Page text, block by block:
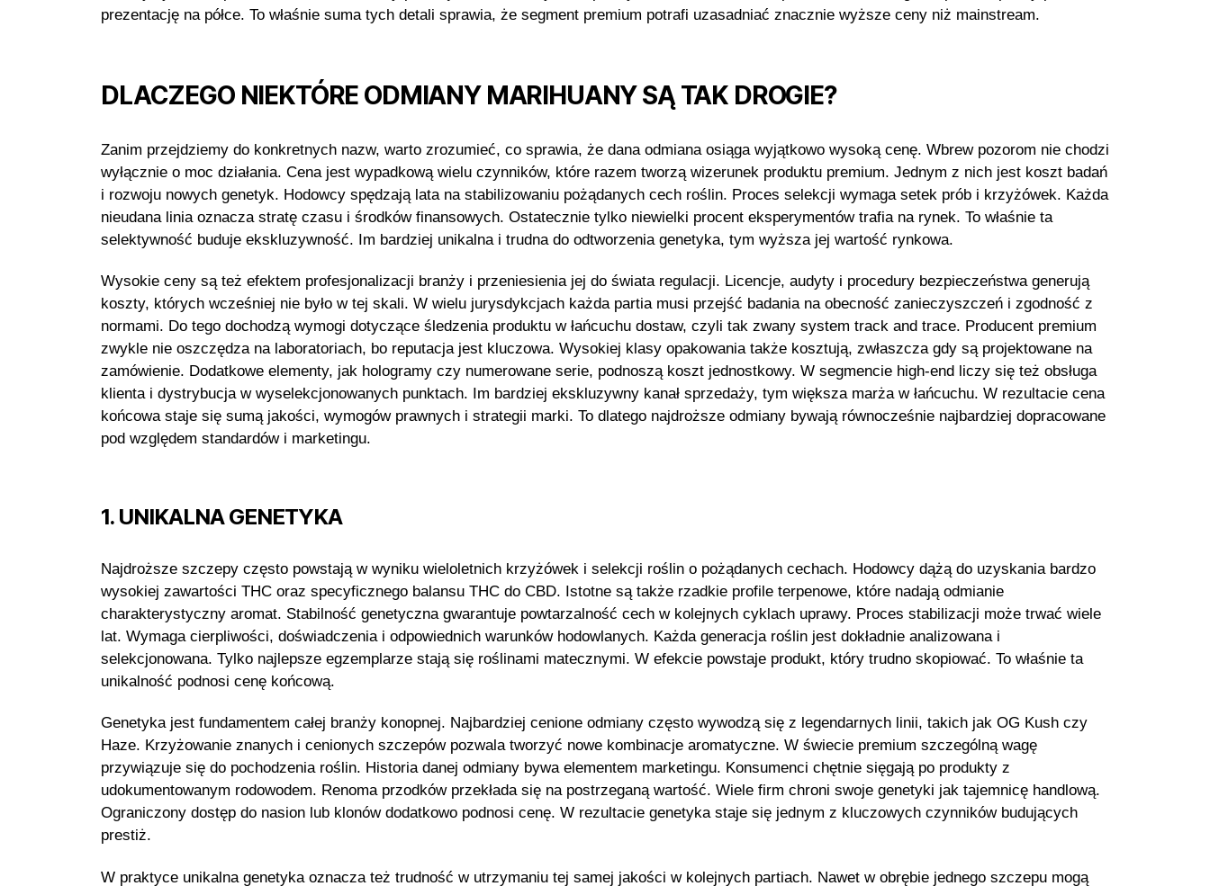
prezentację na półce. To właśnie suma tych detali sprawia, że segment premium potrafi uzasadniać znacznie wyższe ceny niż mainstream.
DLACZEGO NIEKTÓRE ODMIANY MARIHUANY SĄ TAK DROGIE?
Zanim przejdziemy do konkretnych nazw, warto zrozumieć, co sprawia, że dana odmiana osiąga wyjątkowo wysoką cenę. Wbrew pozorom nie chodzi
wyłącznie o moc działania. Cena jest wypadkową wielu czynników, które razem tworzą wizerunek produktu premium. Jednym z nich jest koszt badań
i rozwoju nowych genetyk. Hodowcy spędzają lata na stabilizowaniu pożądanych cech roślin. Proces selekcji wymaga setek prób i krzyżówek. Każda
nieudana linia oznacza stratę czasu i środków finansowych. Ostatecznie tylko niewielki procent eksperymentów trafia na rynek. To właśnie ta
selektywność buduje ekskluzywność. Im bardziej unikalna i trudna do odtworzenia genetyka, tym wyższa jej wartość rynkowa.
Wysokie ceny są też efektem profesjonalizacji branży i przeniesienia jej do świata regulacji. Licencje, audyty i procedury bezpieczeństwa generują
koszty, których wcześniej nie było w tej skali. W wielu jurysdykcjach każda partia musi przejść badania na obecność zanieczyszczeń i zgodność z
normami. Do tego dochodzą wymogi dotyczące śledzenia produktu w łańcuchu dostaw, czyli tak zwany system track and trace. Producent premium
zwykle nie oszczędza na laboratoriach, bo reputacja jest kluczowa. Wysokiej klasy opakowania także kosztują, zwłaszcza gdy są projektowane na
zamówienie. Dodatkowe elementy, jak hologramy czy numerowane serie, podnoszą koszt jednostkowy. W segmencie high-end liczy się też obsługa
klienta i dystrybucja w wyselekcjonowanych punktach. Im bardziej ekskluzywny kanał sprzedaży, tym większa marża w łańcuchu. W rezultacie cena
końcowa staje się sumą jakości, wymogów prawnych i strategii marki. To dlatego najdroższe odmiany bywają równocześnie najbardziej dopracowane
pod względem standardów i marketingu.
1. UNIKALNA GENETYKA
Najdroższe szczepy często powstają w wyniku wieloletnich krzyżówek i selekcji roślin o pożądanych cechach. Hodowcy dążą do uzyskania bardzo
wysokiej zawartości THC oraz specyficznego balansu THC do CBD. Istotne są także rzadkie profile terpenowe, które nadają odmianie
charakterystyczny aromat. Stabilność genetyczna gwarantuje powtarzalność cech w kolejnych cyklach uprawy. Proces stabilizacji może trwać wiele
lat. Wymaga cierpliwości, doświadczenia i odpowiednich warunków hodowlanych. Każda generacja roślin jest dokładnie analizowana i
selekcjonowana. Tylko najlepsze egzemplarze stają się roślinami matecznymi. W efekcie powstaje produkt, który trudno skopiować. To właśnie ta
unikalność podnosi cenę końcową.
Genetyka jest fundamentem całej branży konopnej. Najbardziej cenione odmiany często wywodzą się z legendarnych linii, takich jak OG Kush czy
Haze. Krzyżowanie znanych i cenionych szczepów pozwala tworzyć nowe kombinacje aromatyczne. W świecie premium szczególną wagę
przywiązuje się do pochodzenia roślin. Historia danej odmiany bywa elementem marketingu. Konsumenci chętnie sięgają po produkty z
udokumentowanym rodowodem. Renoma przodków przekłada się na postrzeganą wartość. Wiele firm chroni swoje genetyki jak tajemnicę handlową.
Ograniczony dostęp do nasion lub klonów dodatkowo podnosi cenę. W rezultacie genetyka staje się jednym z kluczowych czynników budujących
prestiż.
W praktyce unikalna genetyka oznacza też trudność w utrzymaniu tej samej jakości w kolejnych partiach. Nawet w obrębie jednego szczepu mogą